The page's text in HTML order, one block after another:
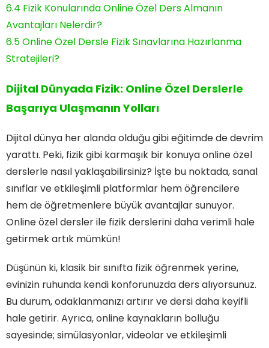
6.4 Fizik Konularında Online Özel Ders Almanın
Avantajları Nelerdir?
6.5Online Özel Dersle Fizik Sınavlarına Hazırlanma
Stratejileri?
Dijital Dünyada Fizik: Online Özel Derslerle
Başarıya Ulaşmanın Yolları
Dijital dünya her alanda olduğu gibi eğitimde de devrim
yarattı. Peki, fizik gibi karmaşık bir konuya online özel
derslerle nasıl yaklaşabilirsiniz? İşte bu noktada, sanal
sınıflar ve etkileşimli platformlar hem öğrencilere
hem de öğretmenlere büyük avantajlar sunuyor.
Online özel dersler ile fizik derslerini daha verimli hale
getirmek artık mümkün!
Düşünün ki, klasik bir sınıfta fizik öğrenmek yerine,
evinizin ruhunda kendi konforunuzda ders alıyorsunuz.
Bu durum, odaklanmanızı artırır ve dersi daha keyifli
hale getirir. Ayrıca, online kaynakların bolluğu
sayesinde; simülasyonlar, videolar ve etkileşimli